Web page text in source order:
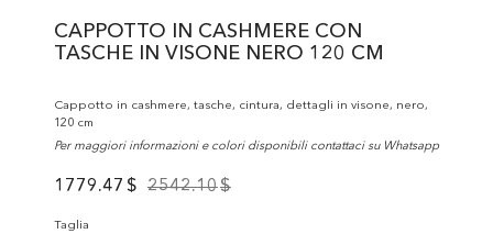
CAPPOTTO IN CASHMERE CON
TASCHE IN VISONE NERO 120 CM
Cappotto in cashmere, tasche, cintura, dettagli in visone, nero,
120 cm
Per maggiori informazioni e colori disponibili contattaci su Whatsapp
1779.47 $ 2542.10$
Taglia